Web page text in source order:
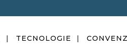
TECNOLOGIE